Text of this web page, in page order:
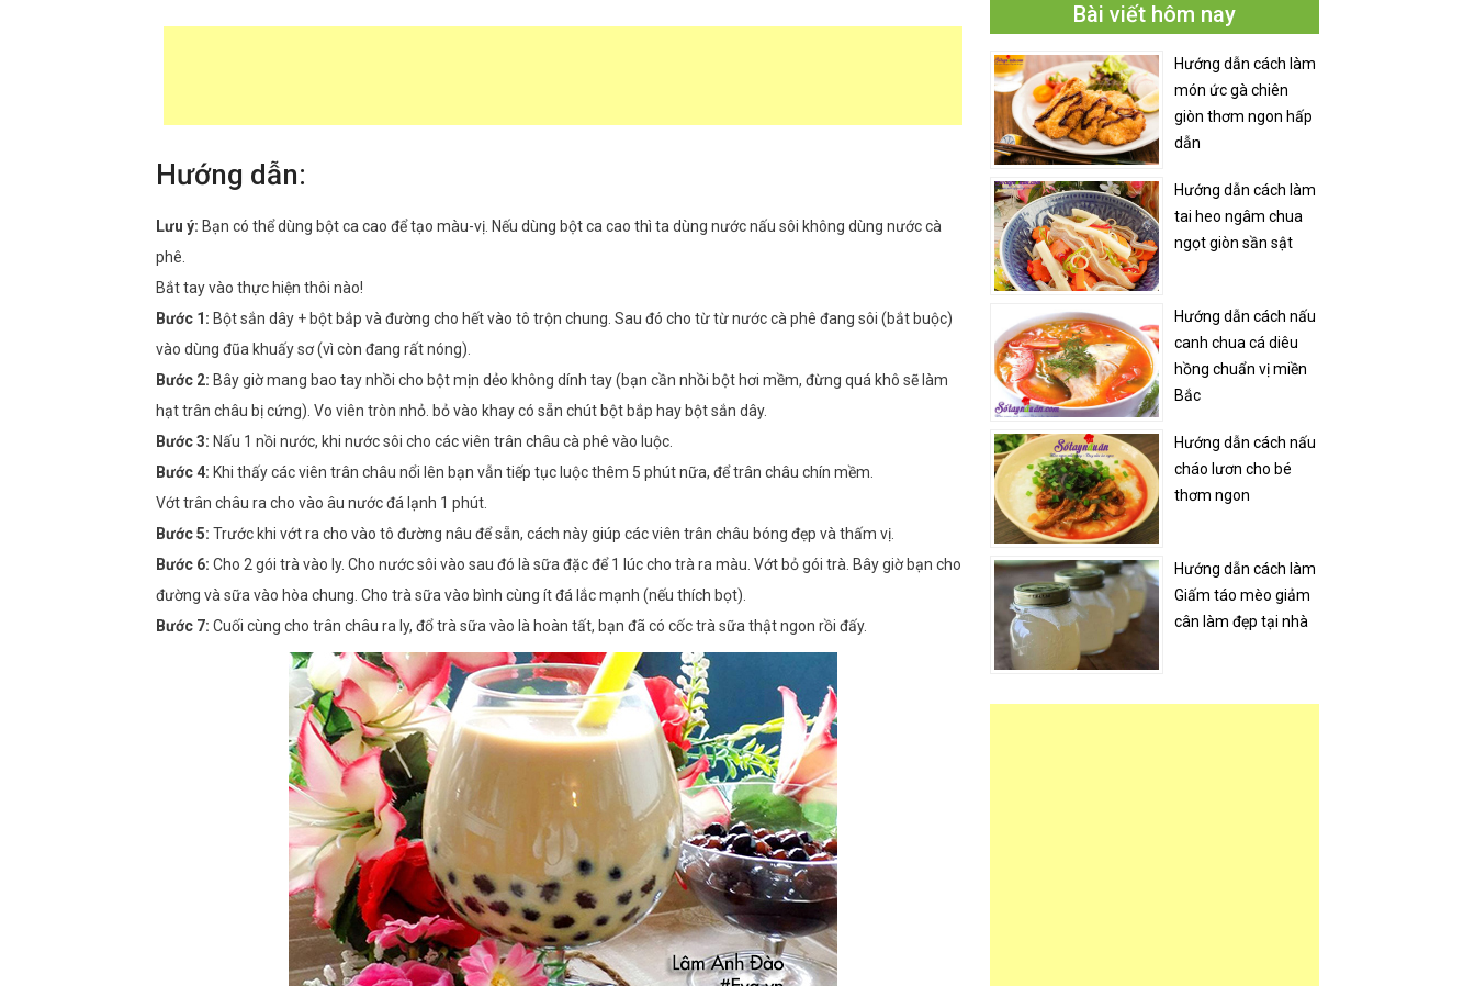
Hướng dẫn:
Lưu ý: Bạn có thể dùng bột ca cao để tạo màu-vị. Nếu dùng bột ca cao thì ta dùng nước nấu sôi không dùng nước cà
phê.
Bắt tay vào thực hiện thôi nào!
Bước 1: Bột sắn dây + bột bắp và đường cho hết vào tô trộn chung. Sau đó cho từ từ nước cà phê đang sôi (bắt buộc)
vào dùng đũa khuấy sơ (vì còn đang rất nóng).
Bước 2: Bây giờ mang bao tay nhồi cho bột mịn dẻo không dính tay (bạn cần nhồi bột hơi mềm, đừng quá khô sẽ làm
hạt trân châu bị cứng). Vo viên tròn nhỏ. bỏ vào khay có sẵn chút bột bắp hay bột sắn dây.
Bước 3: Nấu 1 nồi nước, khi nước sôi cho các viên trân châu cà phê vào luộc.
Bước 4: Khi thấy các viên trân châu nổi lên bạn vẫn tiếp tục luộc thêm 5 phút nữa, để trân châu chín mềm.
Vớt trân châu ra cho vào âu nước đá lạnh 1 phút.
Bước 5: Trước khi vớt ra cho vào tô đường nâu để sẵn, cách này giúp các viên trân châu bóng đẹp và thấm vị.
Bước 6: Cho 2 gói trà vào ly. Cho nước sôi vào sau đó là sữa đặc để 1 lúc cho trà ra màu. Vớt bỏ gói trà. Bây giờ bạn cho
đường và sữa vào hòa chung. Cho trà sữa vào bình cùng ít đá lắc mạnh (nếu thích bọt).
Bước 7: Cuối cùng cho trân châu ra ly, đổ trà sữa vào là hoàn tất, bạn đã có cốc trà sữa thật ngon rồi đấy.
Bài viết hôm nay
Hướng dẫn cách làm
món ức gà chiên
giòn thơm ngon hấp
dẫn
Hướng dẫn cách làm
tai heo ngâm chua
ngọt giòn sần sật
Hướng dẫn cách nấu
canh chua cá diêu
hồng chuẩn vị miền
Bắc
Hướng dẫn cách nấu
cháo lươn cho bé
thơm ngon
Hướng dẫn cách làm
Giấm táo mèo giảm
cân làm đẹp tại nhà